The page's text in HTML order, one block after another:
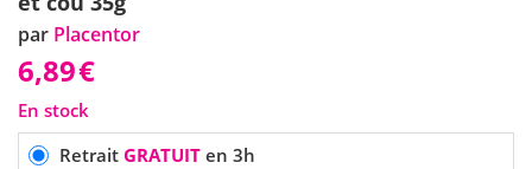
par Placentor
6,89€
En stock
Retrait GRATUITen 3h